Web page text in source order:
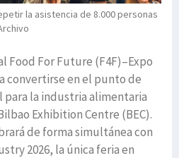
la asistencia de 8.000 personas
Food For Future (F4F)–Expo
convertirse en el punto de
la industria alimentaria
Exhibition Centre (BEC).
de forma simultánea con
2026, la única feria en